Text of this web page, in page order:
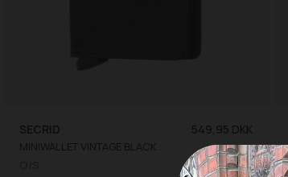
SECRID
MINIWALLET VINTAGE BLACK
549,95 DKK